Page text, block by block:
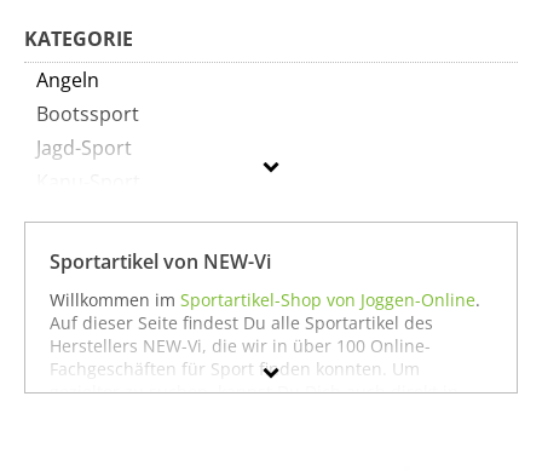
KATEGORIE
Angeln
Bootssport
Jagd-Sport
Sportausrüstung
NEW-Vi
Geschlecht
Preis
Sportartikel von NEW-Vi
Willkommen im Sportartikel-Shop von Joggen-Online.
Auf dieser Seite findest Du alle Sportartikel des
Herstellers NEW-Vi, die wir in über 100 Online-
Fachgeschäften für Sport finden konnten. Um
gezielter zu suchen, kannst Du Dich auch direkt in